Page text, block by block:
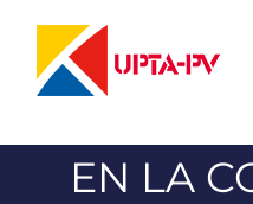
contenido
EN LA